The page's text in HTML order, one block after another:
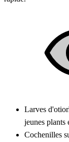
Larves
jeunes plants
Cochenilles